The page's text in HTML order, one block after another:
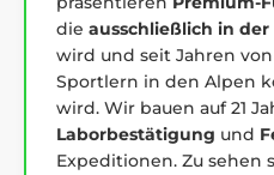
die ausschließlich in der
wird und seit Jahren
Sportlern in den Alpen
wird. Wir bauen auf 21
Laborbestätigung und
Expeditionen. Zu sehen